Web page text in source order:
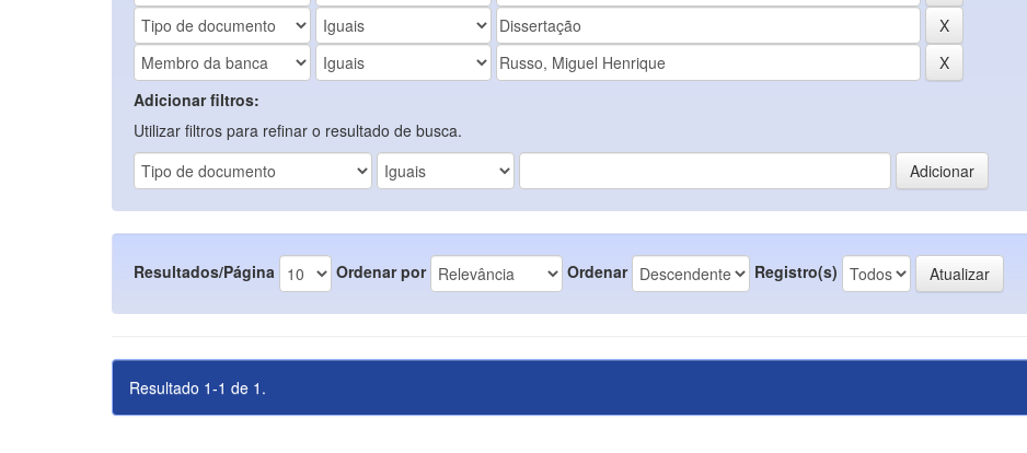
Adicionar filtros:
Utilizar filtros para refinar o resultado de busca.
Resultados/Página Ordenar por Ordenar Registro(s)
Resultado 1-1 de 1.